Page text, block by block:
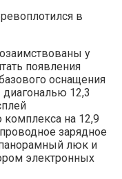
у
появления
оснащения
12,3
на 12,9
зарядное
панорамный люк и
электронных